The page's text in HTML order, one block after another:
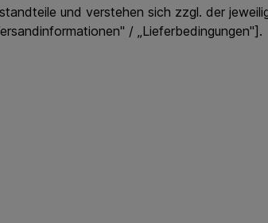
und verstehen sich zzgl. der
/ „Lieferbedingungen"].